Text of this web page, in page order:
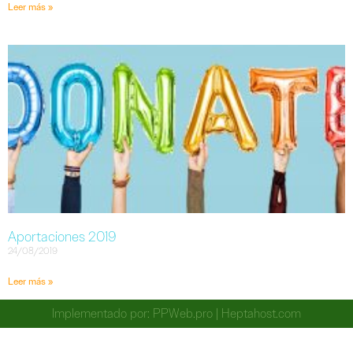
Leer más »
Aportaciones 2019
24/08/2019
Leer más »
Implementado por: PPWeb.pro | Heptahost.com